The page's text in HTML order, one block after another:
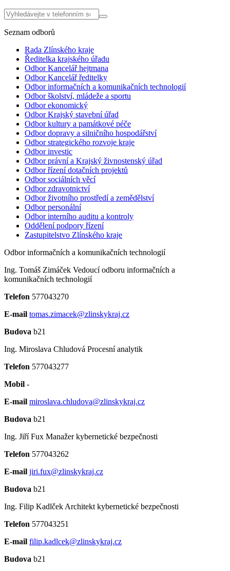
Seznam odborů
Rada Zlínského kraje
Ředitelka krajského úřadu
Odbor Kancelář hejtmana
Odbor Kancelář ředitelky
Odbor informačních a komunikačních technologií
Odbor školství, mládeže a sportu
Odbor ekonomický
Odbor Krajský stavební úřad
Odbor kultury a památkové péče
Odbor dopravy a silničního hospodářství
Odbor strategického rozvoje kraje
Odbor investic
Odbor právní a Krajský živnostenský úřad
Odbor řízení dotačních projektů
Odbor sociálních věcí
Odbor zdravotnictví
Odbor životního prostředí a zemědělství
Odbor personální
Odbor interního auditu a kontroly
Oddělení podpory řízení
Zastupitelstvo Zlínského kraje
Odbor informačních a komunikačních technologií
Ing. Tomáš Zimáček Vedoucí odboru informačních a
komunikačních technologií
Telefon 577043270
E-mail tomas.zimacek@zlinskykraj.cz
Budova b21
Ing. Miroslava Chludová Procesní analytik
Telefon 577043277
Mobil -
E-mail miroslava.chludova@zlinskykraj.cz
Budova b21
Ing. Jiří Fux Manažer kybernetické bezpečnosti
Telefon 577043262
E-mail jiri.fux@zlinskykraj.cz
Budova b21
Ing. Filip Kadlček Architekt kybernetické bezpečnosti
Telefon 577043251
E-mail filip.kadlcek@zlinskykraj.cz
Budova b21